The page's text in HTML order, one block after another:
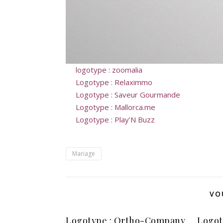
logotype : zoomalia
Logotype : Relaximmo
Logotype : Saveur Gourmande
Logotype : Mallorca.me
Logotype : Play’N Buzz
Mariage
Logotype : Ortho-Company